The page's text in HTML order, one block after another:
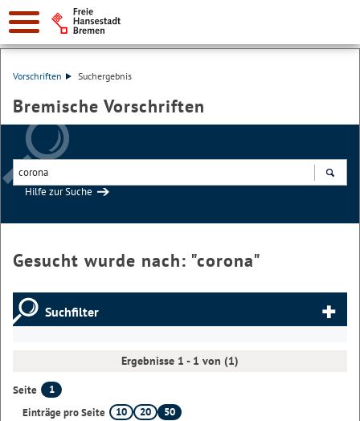
Vorschriften Suchergebnis
Bremische Vorschriften
Hilfe zur Suche
Gesucht wurde nach: "corona"
Suchfilter
Ergebnisse 1 - 1 von (1)
Seite
1
Einträge pro Seite
10 20 50